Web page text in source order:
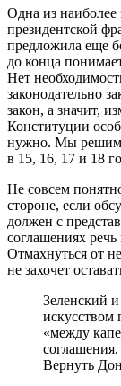
Одна из
президентской
предложила еще
до конца
Нет
законодательно
закон, а значит,
Конституции
нужно. Мы решим
в 15, 16, 17 и 18
Не совсем
стороне, если
должен с
соглашениях
Отмахнуться от
не захочет
Зеленский
искусством
«между
Вернуть